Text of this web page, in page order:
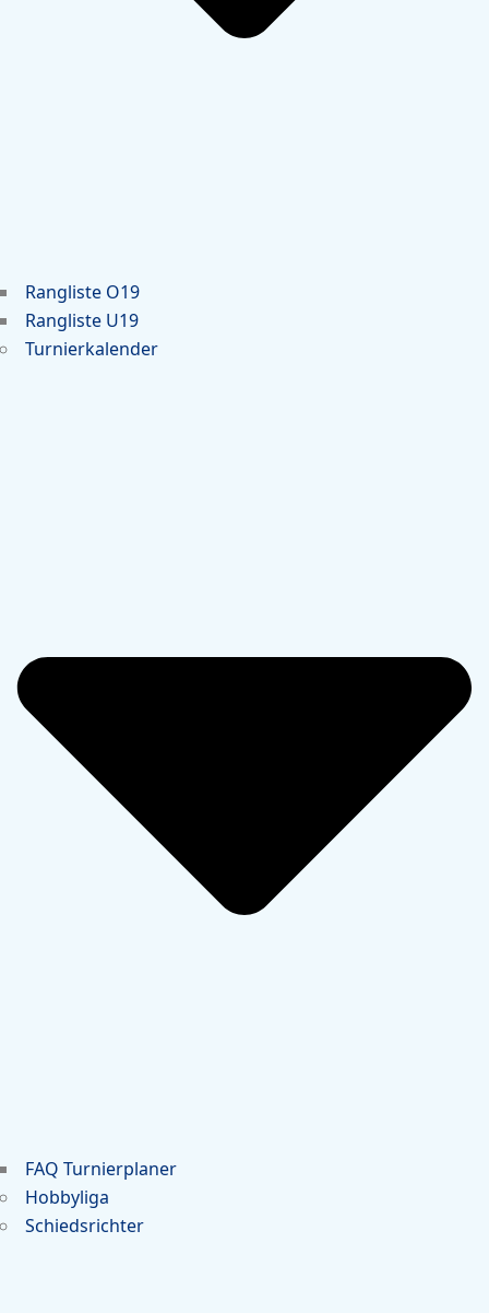
Rangliste O19
Rangliste U19
Turnierkalender
FAQ Turnierplaner
Hobbyliga
Schiedsrichter